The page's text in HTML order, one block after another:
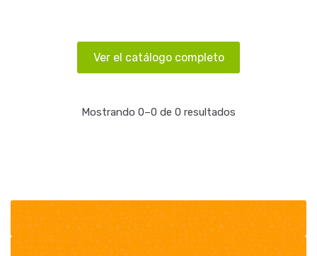
Ver el catálogo completo
Mostrando 0–0 de 0 resultados